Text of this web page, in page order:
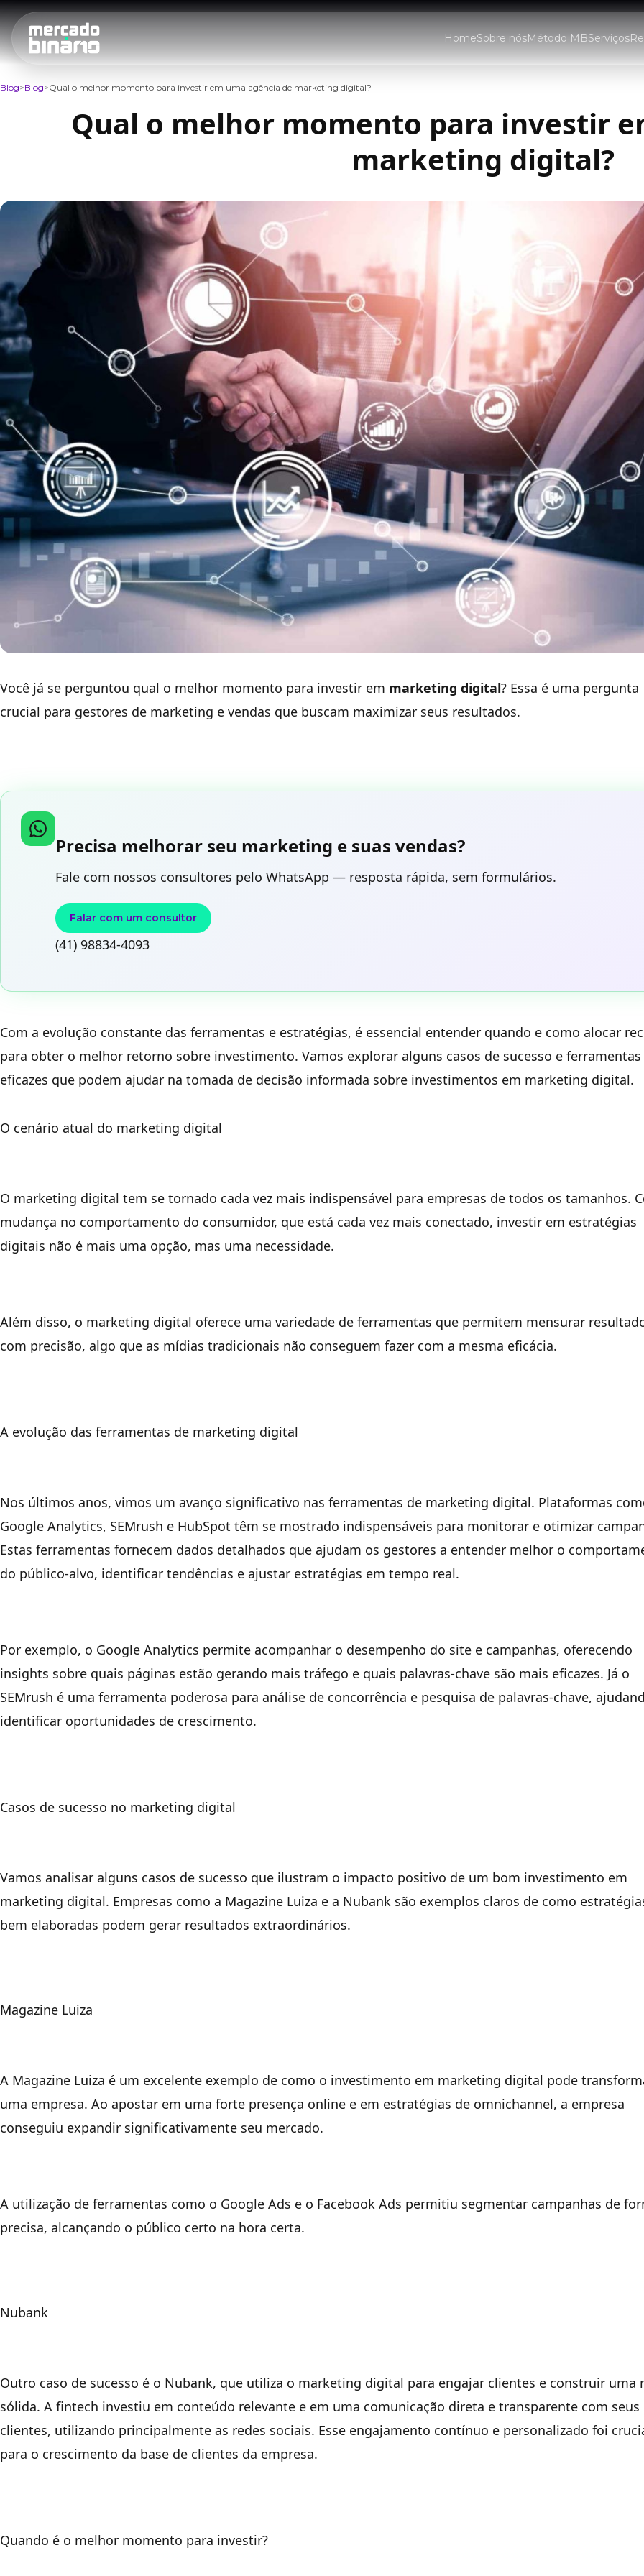
HomeSobre nósMétodo MBServiços
Blog Blog Qual o melhor momento para investir em uma agência de marketing digital?
Qual o melhor momento para investir
marketing digital?
Você já se perguntou qual o melhor momento para investir em marketing digital? Essa é uma pergunta
crucial para gestores de marketing e vendas que buscam maximizar seus resultados.
Precisa melhorar seu marketing e suas vendas?
Fale com nossos consultores pelo WhatsApp — resposta rápida, sem formulários.
Falar com um consultor
(41) 98834-4093
Com a evolução constante das ferramentas e estratégias, é essencial entender quando e como alocar
para obter o melhor retorno sobre investimento. Vamos explorar alguns casos de sucesso e ferramentas
eficazes que podem ajudar na tomada de decisão informada sobre investimentos em marketing digital.
O cenário atual do marketing digital
O marketing digital tem se tornado cada vez mais indispensável para empresas de todos os tamanhos.
mudança no comportamento do consumidor, que está cada vez mais conectado, investir em estratégias
digitais não é mais uma opção, mas uma necessidade.
Além disso, o marketing digital oferece uma variedade de ferramentas que permitem mensurar
com precisão, algo que as mídias tradicionais não conseguem fazer com a mesma eficácia.
A evolução das ferramentas de marketing digital
Nos últimos anos, vimos um avanço significativo nas ferramentas de marketing digital. Plataformas
Google Analytics, SEMrush e HubSpot têm se mostrado indispensáveis para monitorar e otimizar
Estas ferramentas fornecem dados detalhados que ajudam os gestores a entender melhor o
do público-alvo, identificar tendências e ajustar estratégias em tempo real.
Por exemplo, o Google Analytics permite acompanhar o desempenho do site e campanhas, oferecendo
insights sobre quais páginas estão gerando mais tráfego e quais palavras-chave são mais eficazes. Já o
SEMrush é uma ferramenta poderosa para análise de concorrência e pesquisa de palavras-chave,
identificar oportunidades de crescimento.
Casos de sucesso no marketing digital
Vamos analisar alguns casos de sucesso que ilustram o impacto positivo de um bom investimento em
marketing digital. Empresas como a Magazine Luiza e a Nubank são exemplos claros de como
bem elaboradas podem gerar resultados extraordinários.
Magazine Luiza
A Magazine Luiza é um excelente exemplo de como o investimento em marketing digital pode
uma empresa. Ao apostar em uma forte presença online e em estratégias de omnichannel, a empresa
conseguiu expandir significativamente seu mercado.
A utilização de ferramentas como o Google Ads e o Facebook Ads permitiu segmentar campanhas de
precisa, alcançando o público certo na hora certa.
Nubank
Outro caso de sucesso é o Nubank, que utiliza o marketing digital para engajar clientes e construir uma
sólida. A fintech investiu em conteúdo relevante e em uma comunicação direta e transparente com seus
clientes, utilizando principalmente as redes sociais. Esse engajamento contínuo e personalizado foi
para o crescimento da base de clientes da empresa.
Quando é o melhor momento para investir?